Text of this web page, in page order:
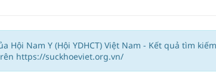
thực tế
Hội Nam Y (Hội YDHCT) Việt Nam - Kết quả tìm
https://suckhoeviet.org.vn/